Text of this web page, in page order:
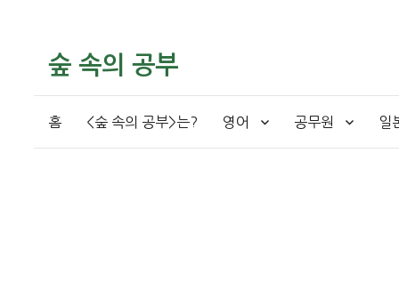
숲 속의 공부
홈 <숲 속의 공부>는? 영어 공무원 일